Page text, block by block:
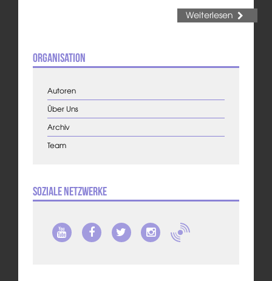
Weiterlesen
Organisation
Autoren
Über Uns
Archiv
Team
Soziale Netzwerke